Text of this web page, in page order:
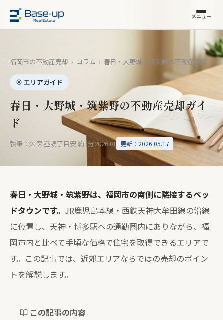
メニュー
福岡市の不動産売却 › コラム › 春日・大野城・筑紫野の不動産売却
エリアガイド
春日・大野城・筑紫野の不動産売却ガイ
ド
執筆： 久保 塁読了目安 約7分2026.01 更新：2026.05.17
春日・大野城・筑紫野は、福岡市の南側に隣接するベッ
ドタウンです。 JR鹿児島本線・西鉄天神大牟田線の沿線
に位置し、天神・博多駅への通勤圏内にありながら、福
岡市内と比べて手頃な価格で住宅を取得できるエリアで
す。この記事では、近郊エリアならではの売却のポイン
トを解説します。
この記事の内容